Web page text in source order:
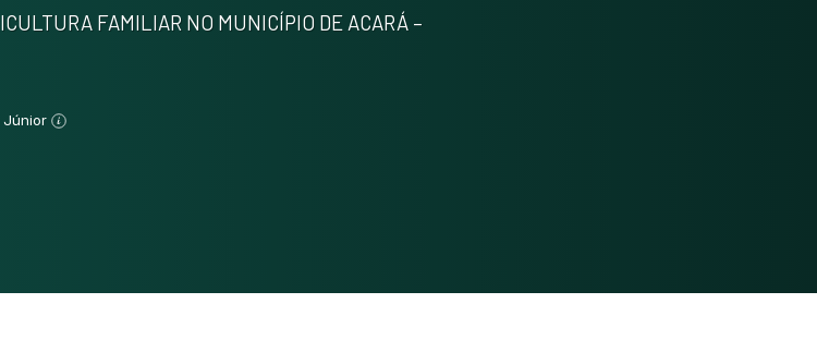
FAMILIAR NO MUNICÍPIO DE ACARÁ –
Júnior